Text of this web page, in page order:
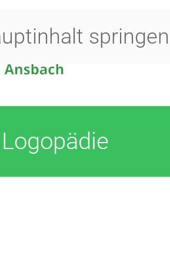
springen
Logopädie